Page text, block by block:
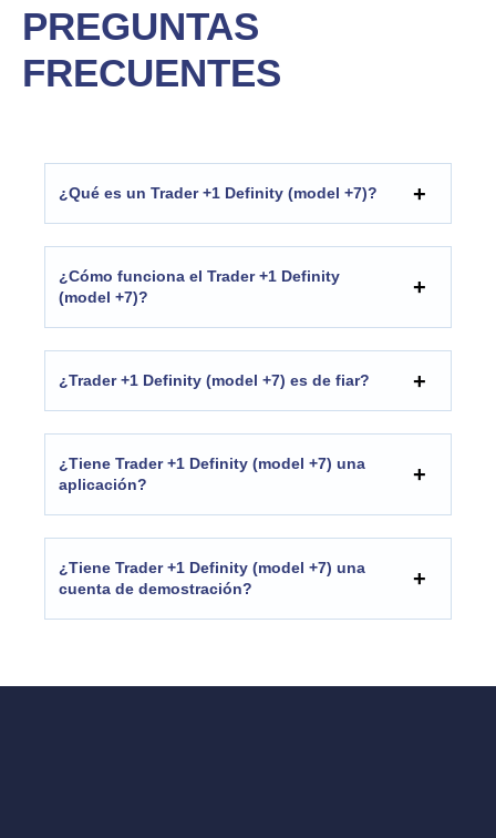
PREGUNTAS
FRECUENTES
¿Qué es un Trader +1 Definity (model +7)?
¿Cómo funciona el Trader +1 Definity
(model +7)?
¿Trader +1 Definity (model +7) es de fiar?
¿Tiene Trader +1 Definity (model +7) una
aplicación?
¿Tiene Trader +1 Definity (model +7) una
cuenta de demostración?